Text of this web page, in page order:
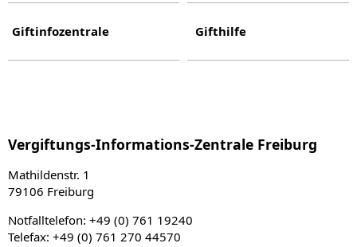
Giftinfozentrale Gifthilfe
Vergiftungs-Informations-Zentrale Freiburg
Mathildenstr. 1
79106 Freiburg
Notfalltelefon: +49 (0) 761 19240
Telefax: +49 (0) 761 270 44570